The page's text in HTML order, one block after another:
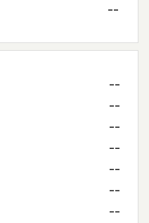
--
--
--
--
--
--
--
--